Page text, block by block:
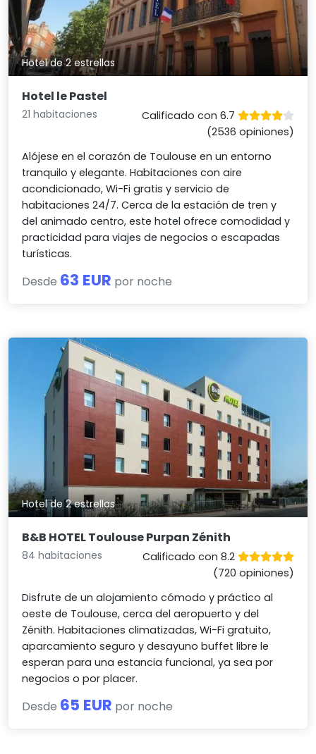
Hotel de 2 estrellas
Hotel le Pastel
21 habitaciones
Calificado con 6.7
(2536 opiniones)
Alójese en el corazón de Toulouse en un entorno
tranquilo y elegante. Habitaciones con aire
acondicionado, Wi-Fi gratis y servicio de
habitaciones 24/7. Cerca de la estación de tren y
del animado centro, este hotel ofrece comodidad y
practicidad para viajes de negocios o escapadas
turísticas.
Desde 63 EUR por noche
Hotel de 2 estrellas
B&B HOTEL Toulouse Purpan Zénith
84 habitaciones
Calificado con 8.2
(720 opiniones)
Disfrute de un alojamiento cómodo y práctico al
oeste de Toulouse, cerca del aeropuerto y del
Zénith. Habitaciones climatizadas, Wi-Fi gratuito,
aparcamiento seguro y desayuno buffet libre le
esperan para una estancia funcional, ya sea por
negocios o por placer.
Desde 65 EUR por noche